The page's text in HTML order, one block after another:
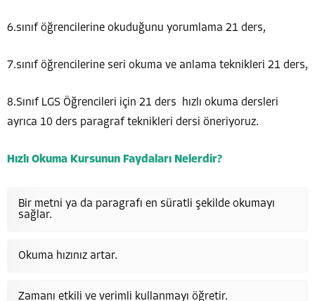
6.sınıf öğrencilerine okuduğunu yorumlama 21 ders,
7.sınıf öğrencilerine seri okuma ve anlama teknikleri 21 ders,
8.Sınıf LGS Öğrencileri için 21 ders hızlı okuma dersleri
ayrıca 10 ders paragraf teknikleri dersi öneriyoruz.
Hızlı Okuma Kursunun Faydaları Nelerdir?
Bir metni ya da paragrafı en süratli şekilde okumayı
sağlar.
Okuma hızınız artar.
Zamanı etkili ve verimli kullanmayı öğretir.